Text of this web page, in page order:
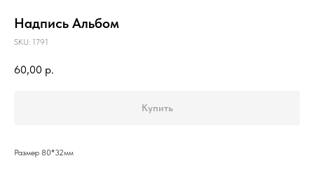
Надпись Альбом
SKU: 1791
60,00 р.
Купить
Размер 80*32мм